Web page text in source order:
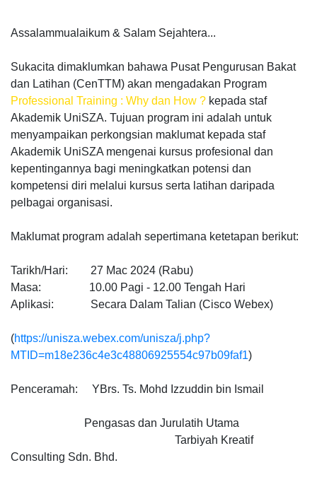
Assalammualaikum & Salam Sejahtera...
Sukacita dimaklumkan bahawa Pusat Pengurusan Bakat
dan Latihan (CenTTM) akan mengadakan Program
Professional Training : Why dan How ? kepada staf
Akademik UniSZA. Tujuan program ini adalah untuk
menyampaikan perkongsian maklumat kepada staf
Akademik UniSZA mengenai kursus profesional dan
kepentingannya bagi meningkatkan potensi dan
kompetensi diri melalui kursus serta latihan daripada
pelbagai organisasi.
Maklumat program adalah sepertimana ketetapan berikut:
Tarikh/Hari: 27 Mac 2024 (Rabu)
Masa: 10.00 Pagi - 12.00 Tengah Hari
Aplikasi: Secara Dalam Talian (Cisco Webex)
(https://unisza.webex.com/unisza/j.php?
MTID=m18e236c4e3c48806925554c97b09faf1)
Penceramah: YBrs. Ts. Mohd Izzuddin bin Ismail
Pengasas dan Jurulatih Utama
Tarbiyah Kreatif
Consulting Sdn. Bhd.